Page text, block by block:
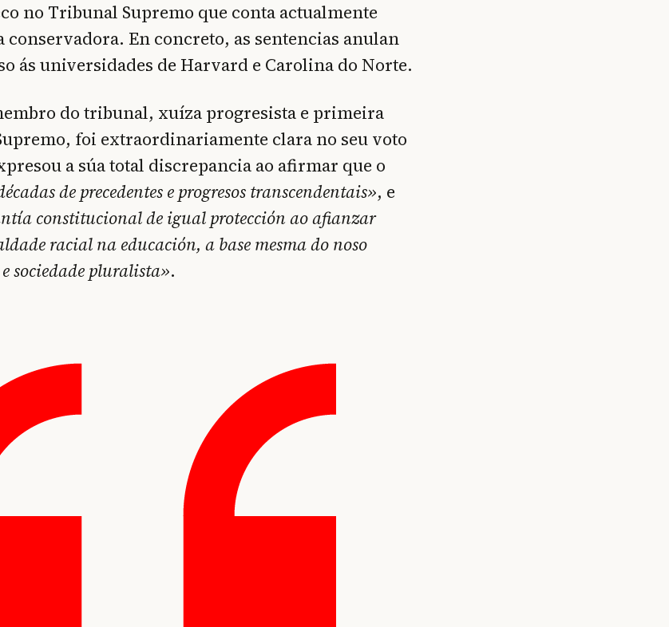
no Tribunal Supremo que conta actualmente
En concreto, as sentencias anulan
ás universidades de Harvard e Carolina do Norte.
do tribunal, xuíza progresista e primeira
foi extraordinariamente clara no seu voto
a súa total discrepancia ao afirmar que o
de precedentes e progresos transcendentais», e
constitucional de igual protección ao afianzar
racial na educación, a base mesma do noso
sociedade pluralista».